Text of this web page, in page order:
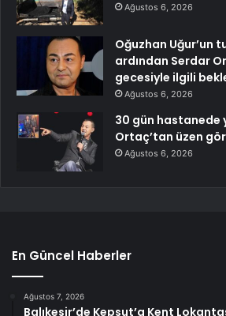
Ağustos 6, 2026
Oğuzhan Uğur’un
ardından Serdar
gecesiyle ilgili
Ağustos 6, 2026
30 gün hastanede
Ortaç’tan üzen
Ağustos 6, 2026
En Güncel Haberler
Ağustos 7, 2026
Balıkesir’de Kepsut’a Kent